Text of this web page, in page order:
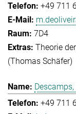
+49 711
7D4
Theorie
(Thomas Schäfer)
Descamps,
+49 711